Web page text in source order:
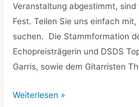
Veranstaltung abgestimmt,
Fest. Teilen Sie uns einfach
suchen. ​ Die Stammformation
Echopreisträgerin und DSDS
Garris, sowie dem Gitarristen
Weiterlesen »